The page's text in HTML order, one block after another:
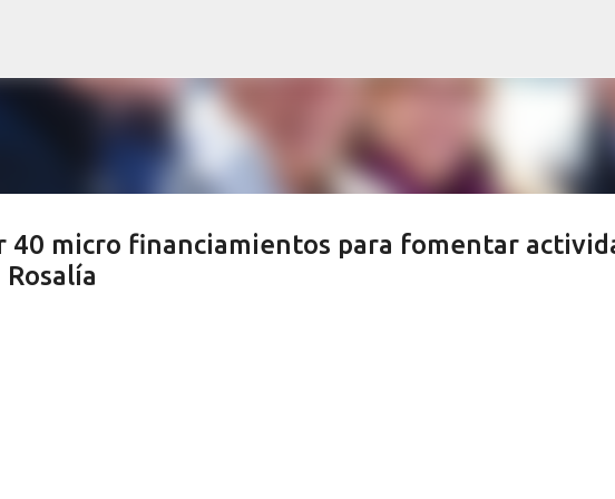
40 micro financiamientos para fomentar